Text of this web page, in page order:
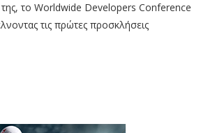
το Worldwide Developers Conference
τις πρώτες προσκλήσεις